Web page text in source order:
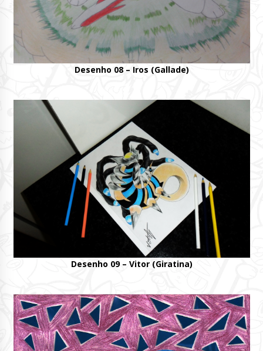
Desenho 08 – Iros (Gallade)
Desenho 09 – Vitor (Giratina)